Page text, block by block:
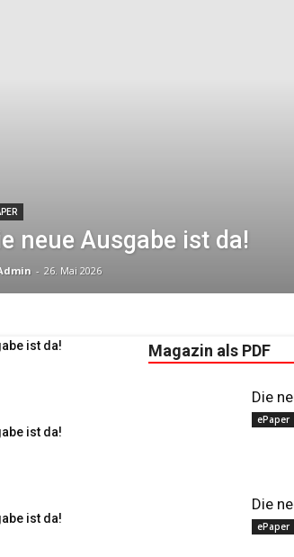
neue Ausgabe ist da!
- 26. Mai 2026
ist da!
ist da!
ist da!
Magazin als PDF
Die
ePaper
Die
ePaper